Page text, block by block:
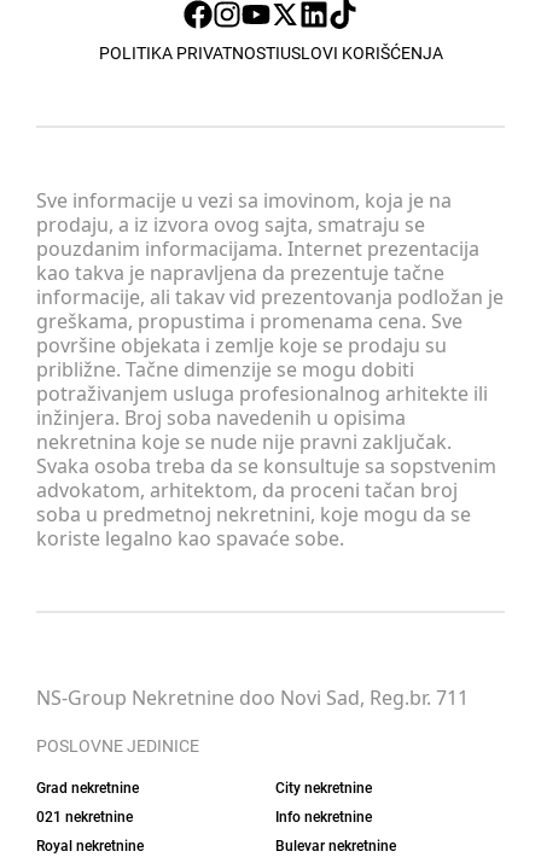
POLITIKA PRIVATNOSTIUSLOVI KORIŠĆENJA
Sve informacije u vezi sa imovinom, koja je na
prodaju, a iz izvora ovog sajta, smatraju se
pouzdanim informacijama. Internet prezentacija
kao takva je napravljena da prezentuje tačne
informacije, ali takav vid prezentovanja podložan je
greškama, propustima i promenama cena. Sve
površine objekata i zemlje koje se prodaju su
približne. Tačne dimenzije se mogu dobiti
potraživanjem usluga profesionalnog arhitekte ili
inžinjera. Broj soba navedenih u opisima
nekretnina koje se nude nije pravni zaključak.
Svaka osoba treba da se konsultuje sa sopstvenim
advokatom, arhitektom, da proceni tačan broj
soba u predmetnoj nekretnini, koje mogu da se
koriste legalno kao spavaće sobe.
NS-Group Nekretnine doo Novi Sad, Reg.br. 711
POSLOVNE JEDINICE
Grad nekretnine
City nekretnine
021 nekretnine
Info nekretnine
Royal nekretnine
Bulevar nekretnine